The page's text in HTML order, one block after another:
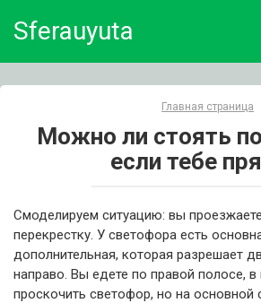
Sferauyuta
Главная страница
Можно ли стоять
если тебе
Смоделируем ситуацию: вы
перекрестку. У светофора есть
дополнительная, которая разрешает
направо. Вы едете по правой полосе,
проскочить светофор, но на основной